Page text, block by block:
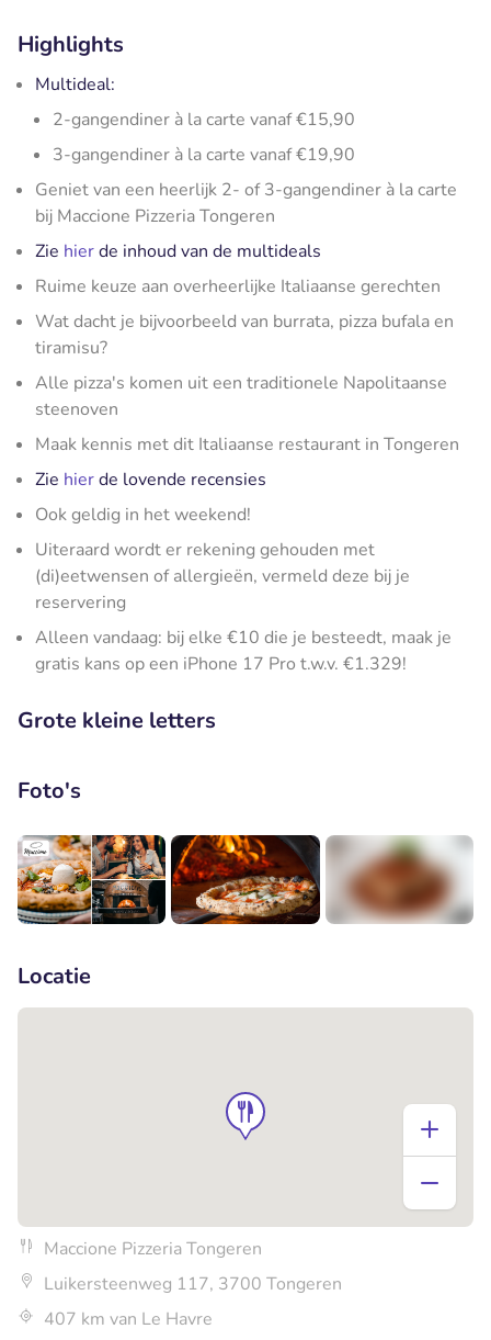
Highlights
Multideal:
2-gangendiner à la carte vanaf €15,90
3-gangendiner à la carte vanaf €19,90
Geniet van een heerlijk 2- of 3-gangendiner à la carte
bij Maccione Pizzeria Tongeren
Zie hierde inhoud van de multideals
Ruime keuze aan overheerlijke Italiaanse gerechten
Wat dacht je bijvoorbeeld van burrata, pizza bufala en
tiramisu?
Alle pizza's komen uit een traditionele Napolitaanse
steenoven
Maak kennis met dit Italiaanse restaurant in Tongeren
Zie hierde lovende recensies
Ook geldig in het weekend!
Uiteraard wordt er rekening gehouden met
(di)eetwensen of allergieën, vermeld deze bij je
reservering
Alleen vandaag: bij elke €10 die je besteedt, maak je
gratis kans op een iPhone 17 Pro t.w.v. €1.329!
Grote kleine letters
Foto's
Locatie
Maccione Pizzeria Tongeren
Luikersteenweg 117, 3700 Tongeren
407 km van Le Havre